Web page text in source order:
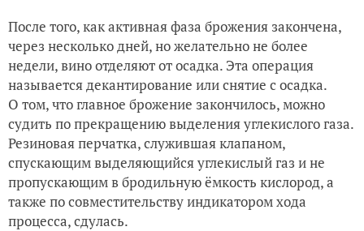
После того, как активная фаза брожения закончена,
через несколько дней, но желательно не более
недели, вино отделяют от осадка. Эта операция
называется декантирование или снятие с осадка.
О том, что главное брожение закончилось, можно
судить по прекращению выделения углекислого газа.
Резиновая перчатка, служившая клапаном,
спускающим выделяющийся углекислый газ и не
пропускающим в бродильную ёмкость кислород, а
также по совместительству индикатором хода
процесса, сдулась.